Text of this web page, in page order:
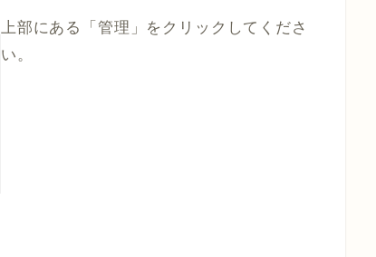
上部にある「管理」をクリックしてくださ
い。